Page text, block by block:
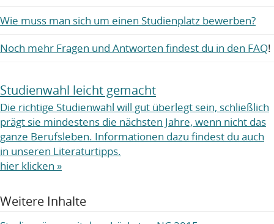
Wie muss man sich um einen Studienplatz bewerben?
Noch mehr Fragen und Antworten findest du in den FAQ!
Studienwahl leicht gemacht
Die richtige Studienwahl will gut überlegt sein, schließlich
prägt sie mindestens die nächsten Jahre, wenn nicht das
ganze Berufsleben. Informationen dazu findest du auch
in unseren Literaturtipps.
hier klicken »
Weitere Inhalte